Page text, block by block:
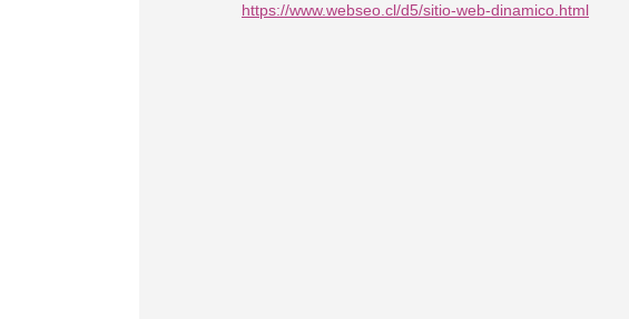
https://www.webseo.cl/d5/sitio-web-dinamico.html